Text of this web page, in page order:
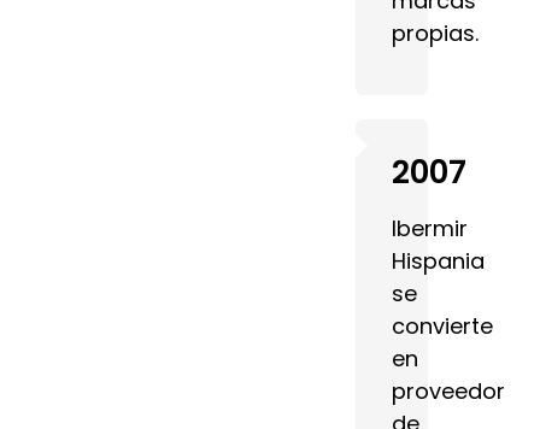
propias.
2007
Ibermir
Hispania
se
convierte
en
proveedor